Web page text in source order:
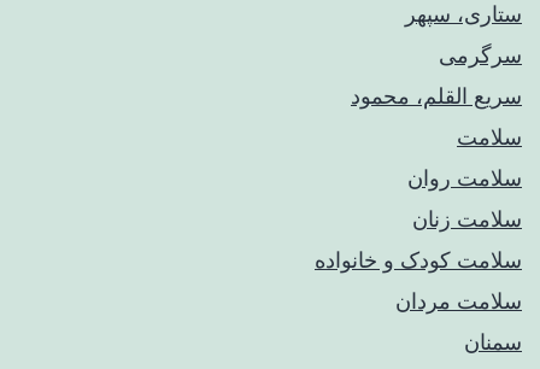
ستاری، سپهر
سرگرمی
سریع القلم، محمود
سلامت
سلامت روان
سلامت زنان
سلامت کودک‌ و خانواده
سلامت مردان
سمنان